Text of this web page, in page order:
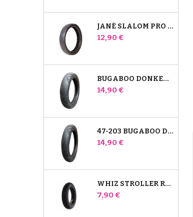
JANÉ SLALOM PRO JA POWERTWIN STROLLER TIRE
Hinta
12,90 €
BUGABOO DONKEY 39X177 YHTEENSOPIVA LASTENRATTAIDEN RENGAS - ETUPYÖRÄÄN
Hinta
14,90 €
47-203 BUGABOO DONKEY -RATTAIDEN YHTEENSOPIVA RENGAS - TAKAPYÖRÄÄN
Hinta
14,90 €
WHIZ STROLLER REAR INNER TUBE RED CASTLE
Hinta
7,90 €